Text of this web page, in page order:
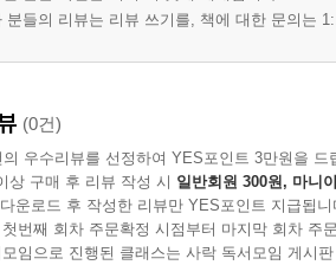
분들의 리뷰는 리뷰 쓰기를, 책에 대한 문의는
(0건)
의 우수리뷰를 선정하여 YES포인트 3만원을 드
상 구매 후 리뷰 작성 시 일반회원 300원, 마니
운로드 후 작성한 리뷰만 YES포인트 지급됩니
번째 회차 주문확정 시점부터 마지막 회차 주
임으로 진행된 클래스는 사락 독서모임 게시